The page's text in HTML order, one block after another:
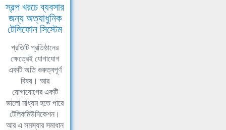
স্বল্প খরচে ব্যবসার
জন্য অত্যাধুনিক
টেলিফোন সিস্টেম
প্রতিটি প্রতিষ্ঠানের
ক্ষেত্রেই যোগাযোগ
একটি অতি গুরুত্বপূর্ণ
বিষয়। আর
যোগাযোগের একটি
ভালো মাধ্যম হতে পারে
টেলিকমিউনিকেশন।
আর এ সমস্যার সমাধান